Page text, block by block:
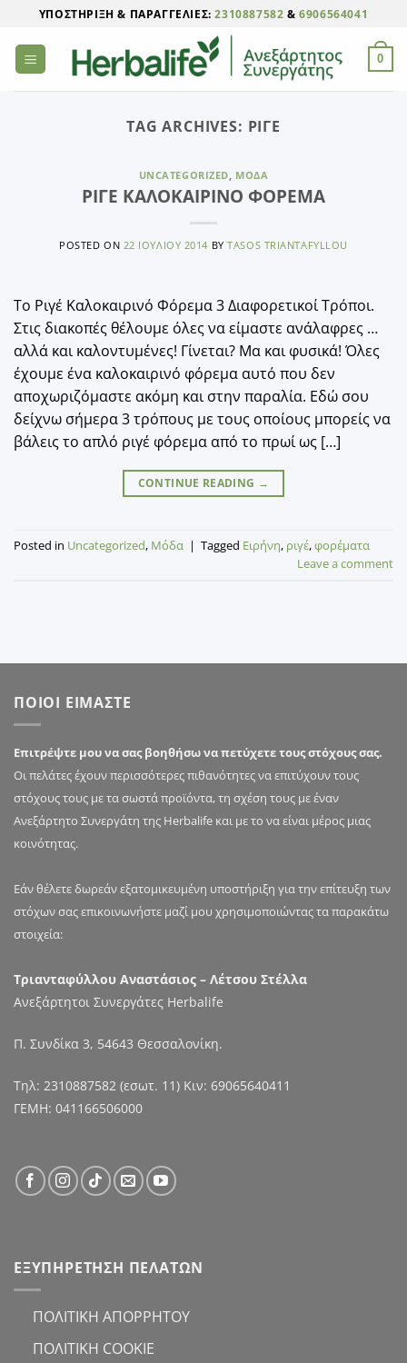
Μετάβαση
περιεχόμενο
ΥΠΟΣΤΉΡΙΞΗ & ΠΑΡΑΓΓΕΛΊΕΣ:2310887582 &6906564041
0
TAG ARCHIVES: ΡΙΓΈ
UNCATEGORIZED, ΜΌΔΑ
ΡΙΓΕ ΚΑΛΟΚΑΙΡΙΝΟ ΦΟΡΕΜΑ
POSTED ON 22 ΙΟΥΛΊΟΥ 2014 BYTASOS TRIANTAFYLLOU
Το Ριγέ Καλοκαιρινό Φόρεμα 3 Διαφορετικοί Τρόποι.
Στις διακοπές θέλουμε όλες να είμαστε ανάλαφρες …
αλλά και καλοντυμένες! Γίνεται? Μα και φυσικά! Όλες
έχουμε ένα καλοκαιρινό φόρεμα αυτό που δεν
αποχωριζόμαστε ακόμη και στην παραλία. Εδώ σου
δείχνω σήμερα 3 τρόπους με τους οποίους μπορείς να
βάλεις το απλό ριγέ φόρεμα από το πρωί ως […]
CONTINUE READING →
Posted in Uncategorized, Μόδα | Tagged Ειρήνη, ριγέ,φορέματα
Leave a comment
ΠΟΙΟΙ ΕΙΜΑΣΤΕ
Επιτρέψτε μου να σας βοηθήσω να πετύχετε τους στόχους σας.
Οι πελάτες έχουν περισσότερες πιθανότητες να επιτύχουν τους
στόχους τους με τα σωστά προϊόντα, τη σχέση τους με έναν
Ανεξάρτητο Συνεργάτη της Herbalife και με το να είναι μέρος μιας
κοινότητας.
Εάν θέλετε δωρεάν εξατομικευμένη υποστήριξη για την επίτευξη των
στόχων σας επικοινωνήστε μαζί μου χρησιμοποιώντας τα παρακάτω
στοιχεία:
Τριανταφύλλου Αναστάσιος – Λέτσου Στέλλα
Ανεξάρτητοι Συνεργάτες Herbalife
Π. Συνδίκα 3, 54643 Θεσσαλονίκη.
Τηλ: 2310887582 (εσωτ. 11) Κιν: 69065640411
ΓΕΜΗ: 041166506000
ΕΞΥΠΗΡΕΤΗΣΗ ΠΕΛΑΤΩΝ
ΠΟΛΙΤΙΚΗ ΑΠΟΡΡΗΤΟΥ
ΠΟΛΙΤΙΚΗ COOKIE